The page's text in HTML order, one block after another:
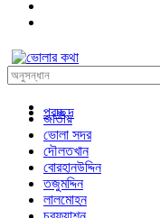
প্রচ্ছদ
জাতীয়
ভোলা সদর
দৌলতখান
বোরহানউদ্দিন
তজুমদ্দিন
লালমোহন